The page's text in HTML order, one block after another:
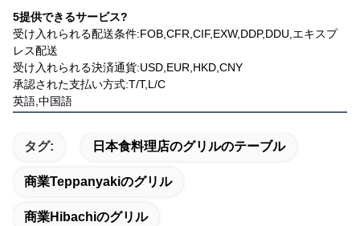
5提供できるサービス?
受け入れられる配送条件:FOB,CFR,CIF,EXW,DDP,DDU,エキスプ
レス配送
受け入れられる決済通貨:USD,EUR,HKD,CNY
承認された支払い方式:T/T,L/C
英語,中国語
タグ: 日本食料理店のグリルのテーブル
商業teppanyakiのグリル
商業hibachiのグリル